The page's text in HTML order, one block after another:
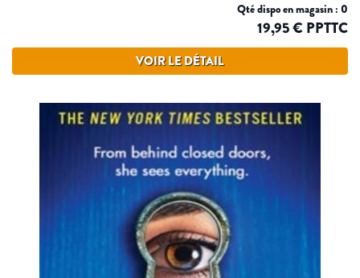
Qté dispo en magasin : 0
19,95 € PPTTC
VOIR LE DÉTAIL